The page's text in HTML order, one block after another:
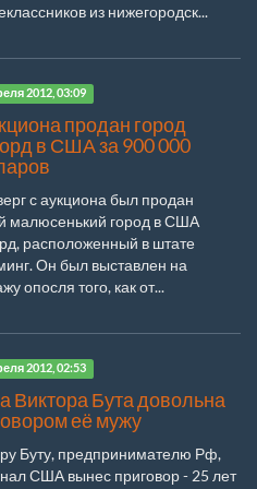
из нижегородск...
2012, 03:09
продан город
в США за 900 000
с аукциона был продан
малюсенький город в США
расположенный в штате
Он был выставлен на
опосля того, как от...
2012, 02:53
Виктора Бута довольна
её мужу
Буту, предпринимателю Рф,
США вынес приговор - 25 лет